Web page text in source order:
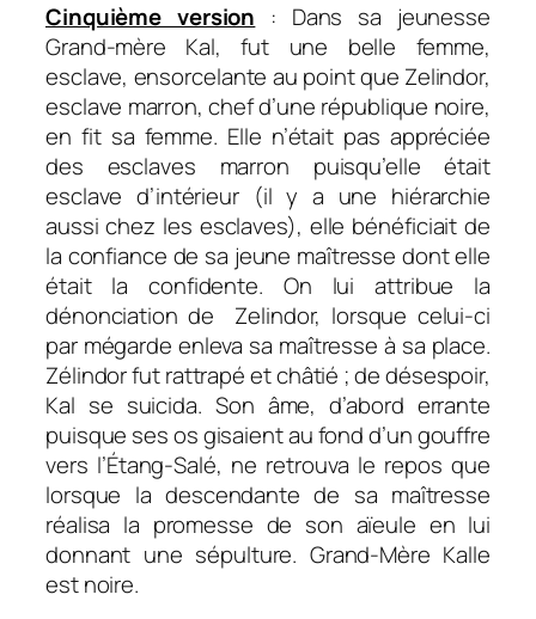
Cinquième version : Dans sa jeunesse
Grand-mère Kal, fut une belle femme,
esclave, ensorcelante au point que Zelindor,
esclave marron, chef d’une république noire,
en fit sa femme. Elle n’était pas appréciée
des esclaves marron puisqu’elle était
esclave d’intérieur (il y a une hiérarchie
aussi chez les esclaves), elle bénéficiait de
la confiance de sa jeune maîtresse dont elle
était la confidente. On lui attribue la
dénonciation de Zelindor, lorsque celui-ci
par mégarde enleva sa maîtresse à sa place.
Zélindor fut rattrapé et châtié ; de désespoir,
Kal se suicida. Son âme, d’abord errante
puisque ses os gisaient au fond d’un gouffre
vers l’Étang-Salé, ne retrouva le repos que
lorsque la descendante de sa maîtresse
réalisa la promesse de son aïeule en lui
donnant une sépulture. Grand-Mère Kalle
est noire.